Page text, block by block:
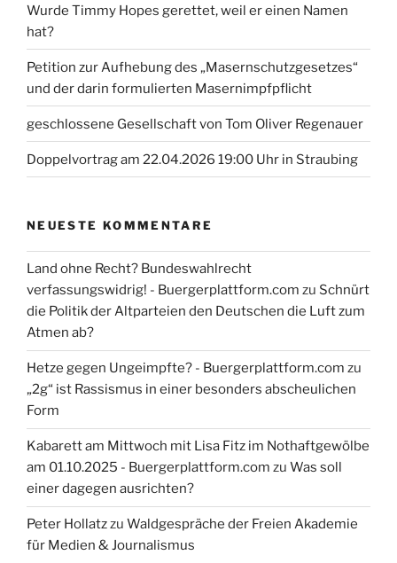
Wurde Timmy Hopes gerettet, weil er einen Namen
hat?
Petition zur Aufhebung des „Masernschutzgesetzes“
und der darin formulierten Masernimpfpflicht
geschlossene Gesellschaft von Tom Oliver Regenauer
Doppelvortrag am 22.04.2026 19:00 Uhr in Straubing
NEUESTE KOMMENTARE
Land ohne Recht? Bundeswahlrecht
verfassungswidrig! - Buergerplattform.com zu Schnürt
die Politik der Altparteien den Deutschen die Luft zum
Atmen ab?
Hetze gegen Ungeimpfte? - Buergerplattform.com zu
„2g“ ist Rassismus in einer besonders abscheulichen
Form
Kabarett am Mittwoch mit Lisa Fitz im Nothaftgewölbe
am 01.10.2025 - Buergerplattform.com zu Was soll
einer dagegen ausrichten?
Peter Hollatzzu Waldgespräche der Freien Akademie
für Medien & Journalismus